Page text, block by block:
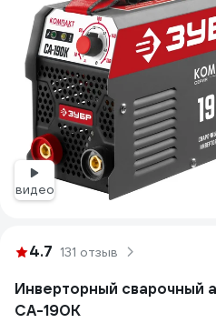
видео
4.7 131 отзыв
Инверторный сварочный
СА-190К